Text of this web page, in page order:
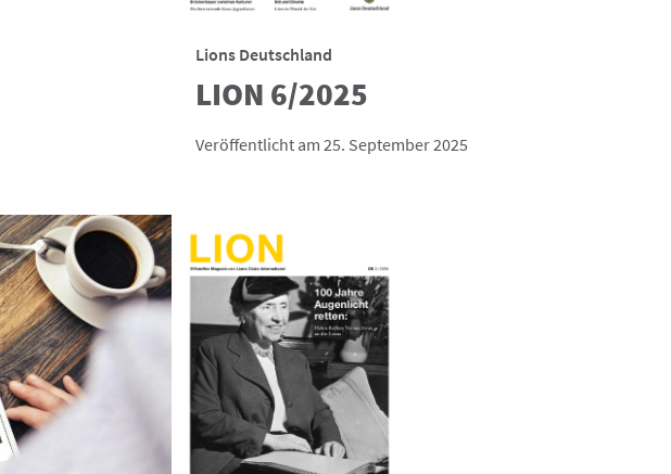
Lions Deutschland
LION 6/2025
Veröffentlicht am 25. September 2025